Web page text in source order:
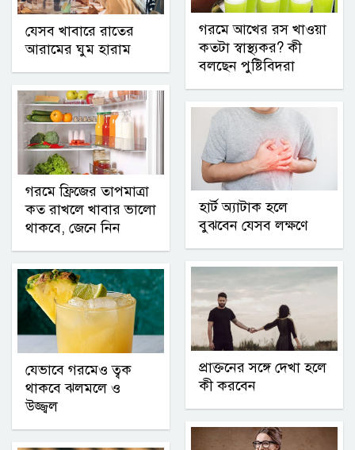
যেসব খাবারে রাতের
আরামের ঘুম হারাম
গরমে ফ্রিজের তাপমাত্রা
কত রাখলে খাবার ভালো
থাকবে, জেনে নিন
যেভাবে গরমেও ত্বক
থাকবে ঝলমলে ও
উজ্জ্বল
গরমে আখের রস খাওয়া
কতটা স্বাস্থ্যকর? কী
বলছেন পুষ্টিবিদরা
হার্ট অ্যাটাক হলে
বুঝবেন যেসব লক্ষণে
প্রাক্তনের সঙ্গে দেখা হলে
কী করবেন